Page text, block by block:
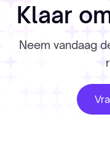
Klaar
Neem vandaag